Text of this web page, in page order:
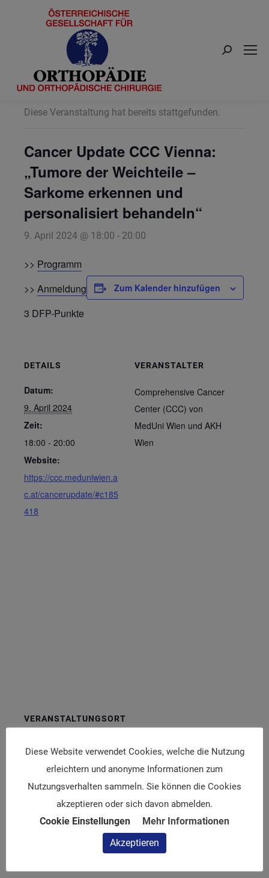
Search:
« Alle Veranstaltungen
Diese Veranstaltung hat bereits stattgefunden.
Cancer Update CCC Vienna:
„Tumore der Weichteile –
Sarkome erkennen und
personalisiert behandeln“
9. April 2024 @ 18:00 - 20:00
>> Programm
>> Anmeldung
3 DFP-Punkte
Zum Kalender hinzufügen
DETAILS
Datum:
9. April 2024
Zeit:
18:00 - 20:00
Website:
https://ccc.meduniwien.a
c.at/cancerupdate/#c185
418
VERANSTALTER
Comprehensive Cancer
Center (CCC) von
MedUni Wien und AKH
Wien
VERANSTALTUNGSORT
Hybridveranstaltung
Google Karte anzeigen
2nd International
Conference and Expo on 3D
Diseases – WCO-IOF-ESCEO 2024
Diese Website verwendet Cookies, welche die Nutzung
erleichtern und anonyme Informationen zum
Nutzungsverhalten sammeln. Sie können die Cookies
akzeptieren oder sich davon abmelden.
Cookie Einstellungen
Mehr Informationen
Akzeptieren